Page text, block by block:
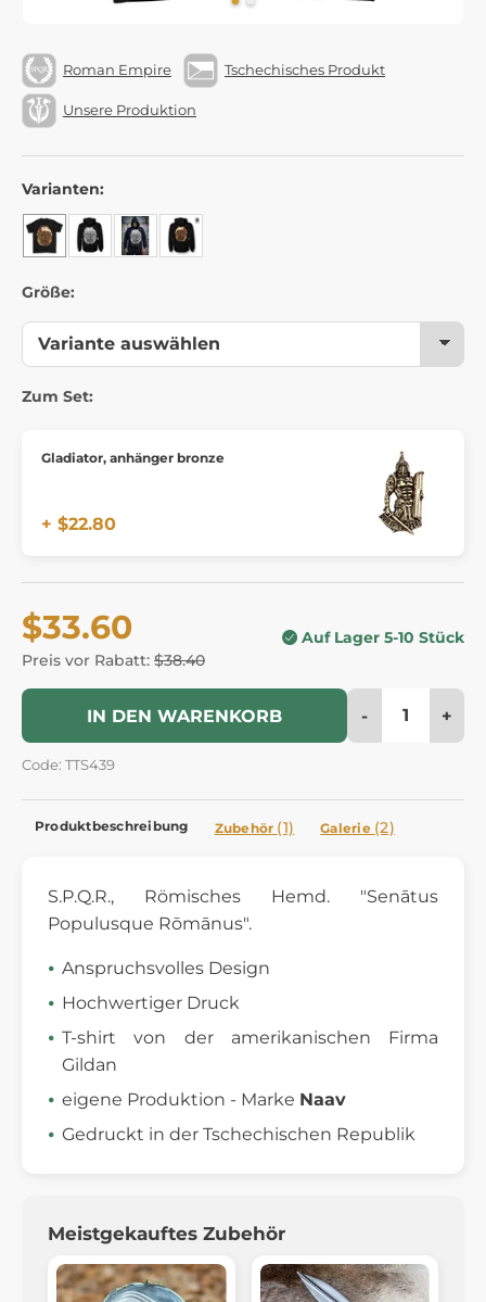
Roman Empire Tschechisches Produkt
Unsere Produktion
Varianten:
Größe:
Zum Set:
Gladiator, anhänger bronze
+ $22.80
$33.60
Preis vor Rabatt: $38.40
Auf Lager 5-10 Stück
IN DEN WARENKORB - +
Code: TTS439
Produktbeschreibung Zubehör (1) Galerie (2)
S.P.Q.R., Römisches Hemd. "Senātus
Populusque Rōmānus".
Anspruchsvolles Design
Hochwertiger Druck
T-shirt von der amerikanischen Firma
Gildan
eigene Produktion - Marke Naav
Gedruckt in der Tschechischen Republik
Meistgekauftes Zubehör